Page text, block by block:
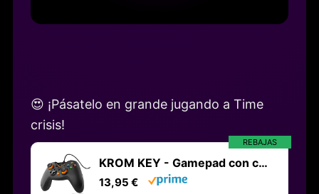
😍 ¡Pásatelo en grande jugando a Time
crisis!
REBAJAS
KROM KEY - Gamepad con cable, X-input y Direct - input, joystick y gatillos analógicos, función turbo, compatible con PC, PS3 y Android, color negro
13,95 €